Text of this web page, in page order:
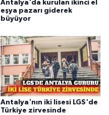
Antalya'da kurulan ikinci el
eşya pazarı giderek
büyüyor
Antalya'nın iki lisesi LGS'de
Türkiye zirvesinde